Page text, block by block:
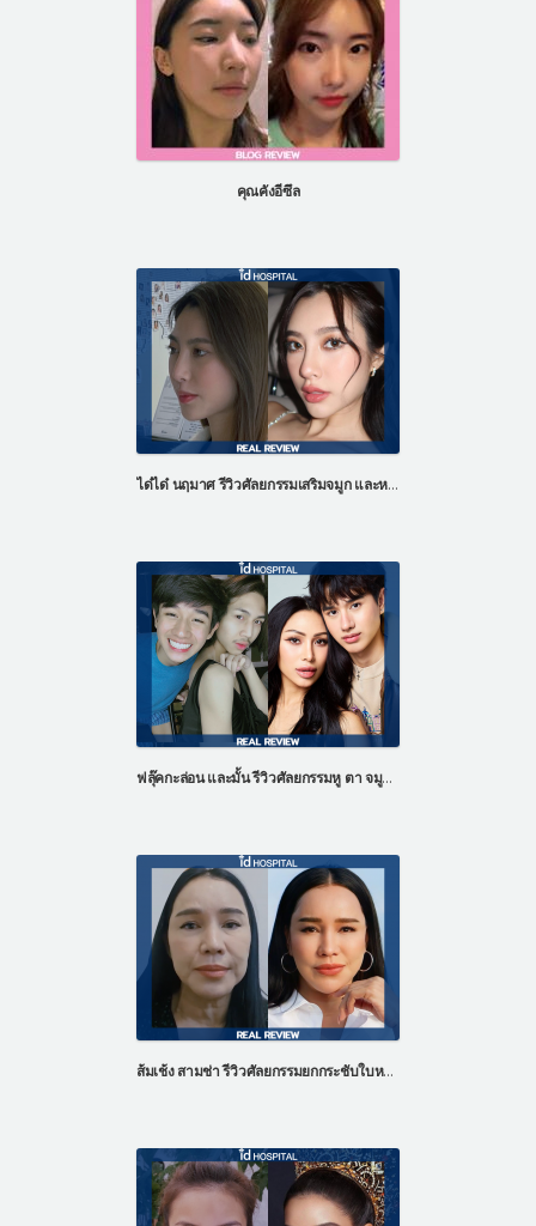
คุณคังอีซึล
ได๋ได๋ นฤมาศ รีวิวศัลยกรรมเสริมจมูก และหน้าผากด้วยไขมันตัวเอง
ฟลุ๊คกะล่อน และมั้น รีวิวศัลยกรรมหู ตา จมูก และ หน้าอก
ส้มเช้ง สามช่า รีวิวศัลยกรรมยกกระชับใบหน้า ศัลยกรรมดึงหน้า